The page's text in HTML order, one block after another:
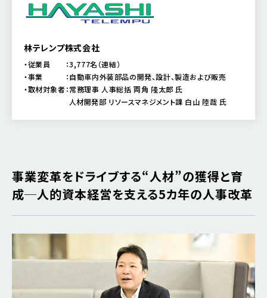
林テレンプ株式会社
・従業員 ：3,777名（連結）
・事業 ：自動車内外装部品の開発、設計、製造および販売
・取材対象者：常務理事 人事総括 両角 隆太郎 氏
人材開発部 リソースマネジメント課 白山 陸哉 氏
事業変革をドライブする“人材”の獲得と育
成─人的資本経営を支える5カ年の人事改革